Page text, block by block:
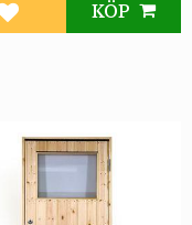
Lägg till i favoriter
KÖP